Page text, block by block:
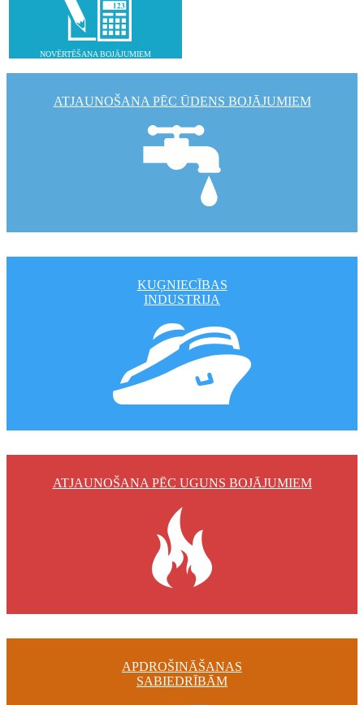
NOVĒRTĒŠANA BOJĀJUMIEM
ATJAUNOŠANA PĒC ŪDENS BOJĀJUMIEM
KUĢNIECĪBAS
INDUSTRIJA
ATJAUNOŠANA PĒC UGUNS BOJĀJUMIEM
APDROŠINĀŠANAS
SABIEDRĪBĀM